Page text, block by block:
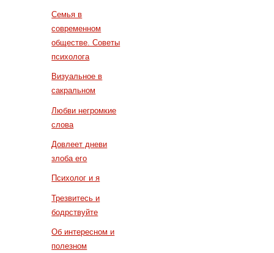
Семья в
современном
обществе. Советы
психолога
Визуальное в
сакральном
Любви негромкие
слова
Довлеет дневи
злоба его
Психолог и я
Трезвитесь и
бодрствуйте
Об интересном и
полезном